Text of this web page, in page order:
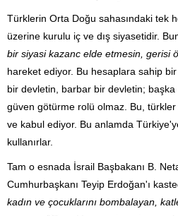
Türklerin Orta Doğu sahasındaki tek
üzerine kurulu iç ve dış siyasetidir.
bir siyasi kazanc elde etmesin, gerisi
hareket ediyor. Bu hesaplara sahip
bir devletin, barbar bir devletin;
güven götürme rolü olmaz. Bu, türkler
ve kabul ediyor. Bu anlamda
kullanırlar.
Tam o esnada İsrail Başbakanı B.
Cumhurbaşkanı Teyip Erdoğan'ı
kadın ve çocuklarını bombalayan,